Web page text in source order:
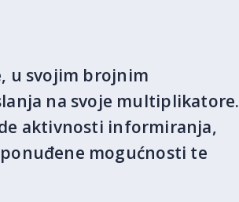
u svojim brojnim
na svoje multiplikatore.
aktivnosti informiranja,
mogućnosti te